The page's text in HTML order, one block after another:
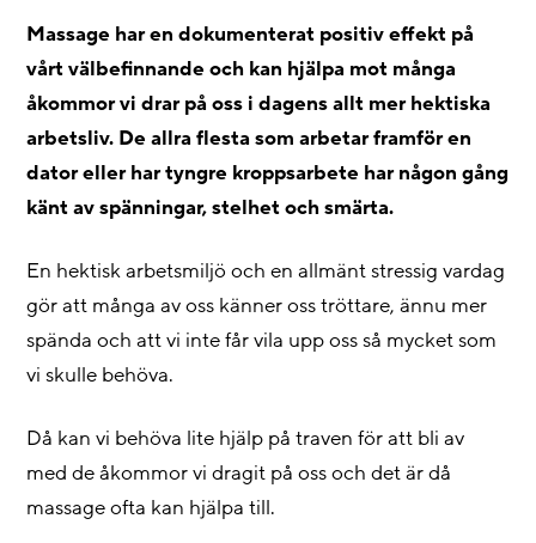
Massage har en dokumenterat positiv effekt på
vårt välbefinnande och kan hjälpa mot många
åkommor vi drar på oss i dagens allt mer hektiska
arbetsliv. De allra flesta som arbetar framför en
dator eller har tyngre kroppsarbete har någon gång
känt av spänningar, stelhet och smärta.
En hektisk arbetsmiljö och en allmänt stressig vardag
gör att många av oss känner oss tröttare, ännu mer
spända och att vi inte får vila upp oss så mycket som
vi skulle behöva.
Då kan vi behöva lite hjälp på traven för att bli av
med de åkommor vi dragit på oss och det är då
massage ofta kan hjälpa till.